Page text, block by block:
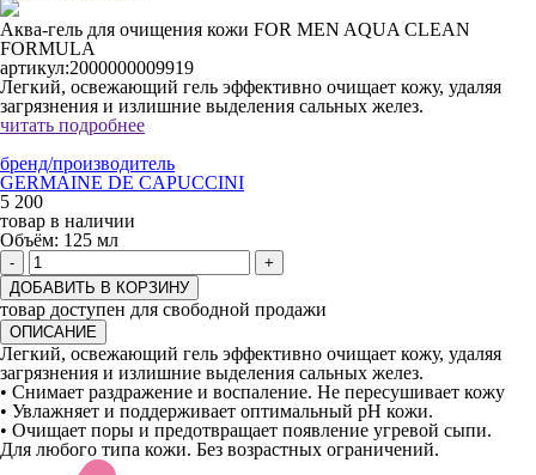
Аква-гель для очищения кожи FOR MEN AQUA CLEAN
FORMULA
артикул:2000000009919
Легкий, освежающий гель эффективно очищает кожу, удаляя
загрязнения и излишние выделения сальных желез.
читать подробнее
бренд/производитель
GERMAINE DE CAPUCCINI
5 200
товар в наличии
Объём: 125 мл
-
+
ДОБАВИТЬ В КОРЗИНУ
товар доступен для свободной продажи
ОПИСАНИЕ
Легкий, освежающий гель эффективно очищает кожу, удаляя
загрязнения и излишние выделения сальных желез.
• Снимает раздражение и воспаление. Не пересушивает кожу
• Увлажняет и поддерживает оптимальный рН кожи.
• Очищает поры и предотвращает появление угревой сыпи.
Для любого типа кожи. Без возрастных ограничений.